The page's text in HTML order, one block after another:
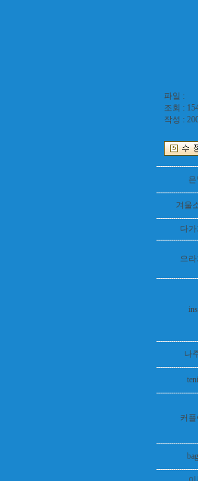
파일 :
조회 :
작성 :
은
겨울
다
으
나
커플